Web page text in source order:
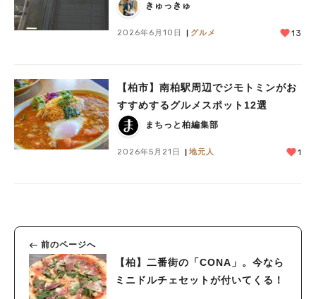
きゅっきゅ
2026年6月10日 グルメ 13
【柏市】南柏駅周辺でジモトミンがお
すすめするグルメスポット12選
まちっと柏編集部
2026年5月21日 地元人 1
前のページへ
【柏】二番街の「CONA」。今なら
ミニドルチェセットが付いてくる！